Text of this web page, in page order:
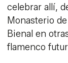
celebrar allí,
Monasterio
Bienal en
flamenco